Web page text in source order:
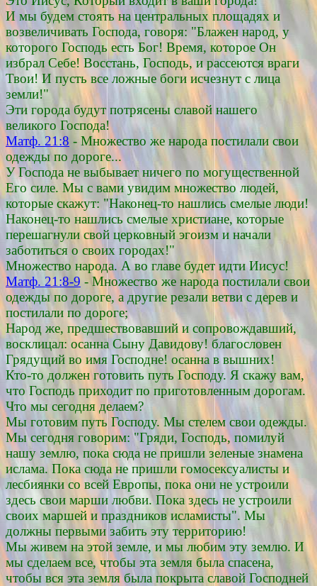
И мы будем стоять на центральных площадях и
возвеличивать Господа, говоря: "Блажен народ, у
которого Господь есть Бог! Время, которое Он
избрал Себе! Восстань, Господь, и рассеются враги
Твои! И пусть все ложные боги исчезнут с лица
земли!"
Эти города будут потрясены славой нашего
великого Господа!
Матф. 21:8 - Множество же народа постилали свои
одежды по дороге...
У Господа не выбывает ничего по могущественной
Его силе. Мы с вами увидим множество людей,
которые скажут: "Наконец-то нашлись смелые люди!
Наконец-то нашлись смелые христиане, которые
перешагнули свой церковный эгоизм и начали
заботиться о своих городах!"
Множество народа. А во главе будет идти Иисус!
Матф. 21:8-9 - Множество же народа постилали свои
одежды по дороге, а другие резали ветви с дерев и
постилали по дороге;
Народ же, предшествовавший и сопровождавший,
восклицал: осанна Сыну Давидову! благословен
Грядущий во имя Господне! осанна в вышних!
Кто-то должен готовить путь Господу. Я скажу вам,
что Господь приходит по приготовленным дорогам.
Что мы сегодня делаем?
Мы готовим путь Господу. Мы стелем свои одежды.
Мы сегодня говорим: "Гряди, Господь, помилуй
нашу землю, пока сюда не пришли зеленые знамена
ислама. Пока сюда не пришли гомосексуалисты и
лесбиянки со всей Европы, пока они не устроили
здесь свои марши любви. Пока здесь не устроили
своих маршей и праздников исламисты". Мы
должны первыми забить эту территорию!
Мы живем на этой земле, и мы любим эту землю. И
мы сделаем все, чтобы эта земля была спасена,
чтобы вся эта земля была покрыта славой Господней